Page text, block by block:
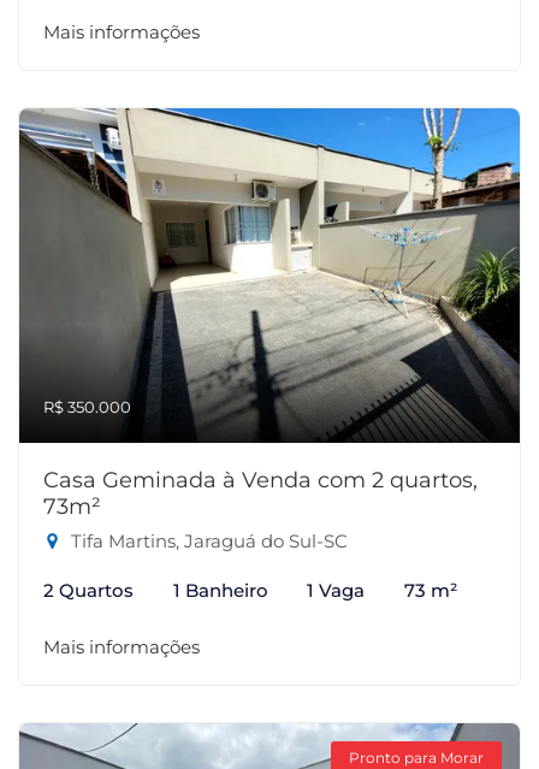
Mais informações
R$ 350.000
Casa Geminada à Venda com 2 quartos,
73m²
Tifa Martins, Jaraguá do Sul-SC
2 Quartos 1 Banheiro 1 Vaga 73 m²
Mais informações
Pronto para Morar